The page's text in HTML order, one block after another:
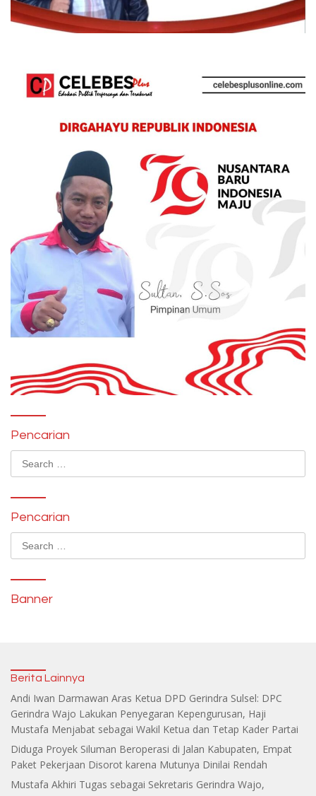
Pencarian
Pencarian
Banner
Berita Lainnya
Andi Iwan Darmawan Aras Ketua DPD Gerindra Sulsel: DPC
Gerindra Wajo Lakukan Penyegaran Kepengurusan, Haji
Mustafa Menjabat sebagai Wakil Ketua dan Tetap Kader Partai
Diduga Proyek Siluman Beroperasi di Jalan Kabupaten, Empat
Paket Pekerjaan Disorot karena Mutunya Dinilai Rendah
Mustafa Akhiri Tugas sebagai Sekretaris Gerindra Wajo,